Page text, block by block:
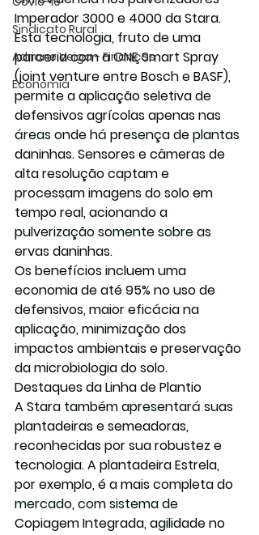
Sindicato Rural
Adriane Veiga - Finanças
Economia
Imperador 3000 e 4000 da Stara.
Esta tecnologia, fruto de uma
parceria com a ONE Smart Spray
(joint venture entre Bosch e BASF),
permite a aplicação seletiva de
defensivos agrícolas apenas nas
áreas onde há presença de plantas
daninhas. Sensores e câmeras de
alta resolução captam e
processam imagens do solo em
tempo real, acionando a
pulverização somente sobre as
ervas daninhas.
Os benefícios incluem uma
economia de até 95% no uso de
defensivos, maior eficácia na
aplicação, minimização dos
impactos ambientais e preservação
da microbiologia do solo.
Destaques da Linha de Plantio
A Stara também apresentará suas
plantadeiras e semeadoras,
reconhecidas por sua robustez e
tecnologia. A plantadeira Estrela,
por exemplo, é a mais completa do
mercado, com sistema de
Copiagem Integrada, agilidade no